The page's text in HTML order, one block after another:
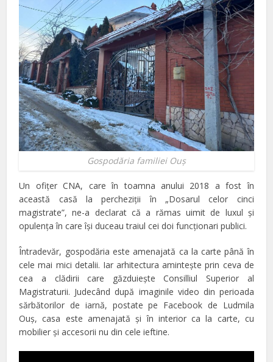
Gospodăria familiei Ouş
Un ofiţer CNA, care în toamna anului 2018 a fost în
această casă la percheziţii în „Dosarul celor cinci
magistrate”, ne-a declarat că a rămas uimit de luxul şi
opulenţa în care îşi duceau traiul cei doi funcţionari publici.
Întradevăr, gospodăria este amenajată ca la carte până în
cele mai mici detalii. Iar arhitectura aminteşte prin ceva de
cea a clădirii care găzduieşte Consilliul Superior al
Magistraturii. Judecând după imaginile video din perioada
sărbătorilor de iarnă, postate pe Facebook de Ludmila
Ouş, casa este amenajată şi în interior ca la carte, cu
mobilier şi accesorii nu din cele ieftine.